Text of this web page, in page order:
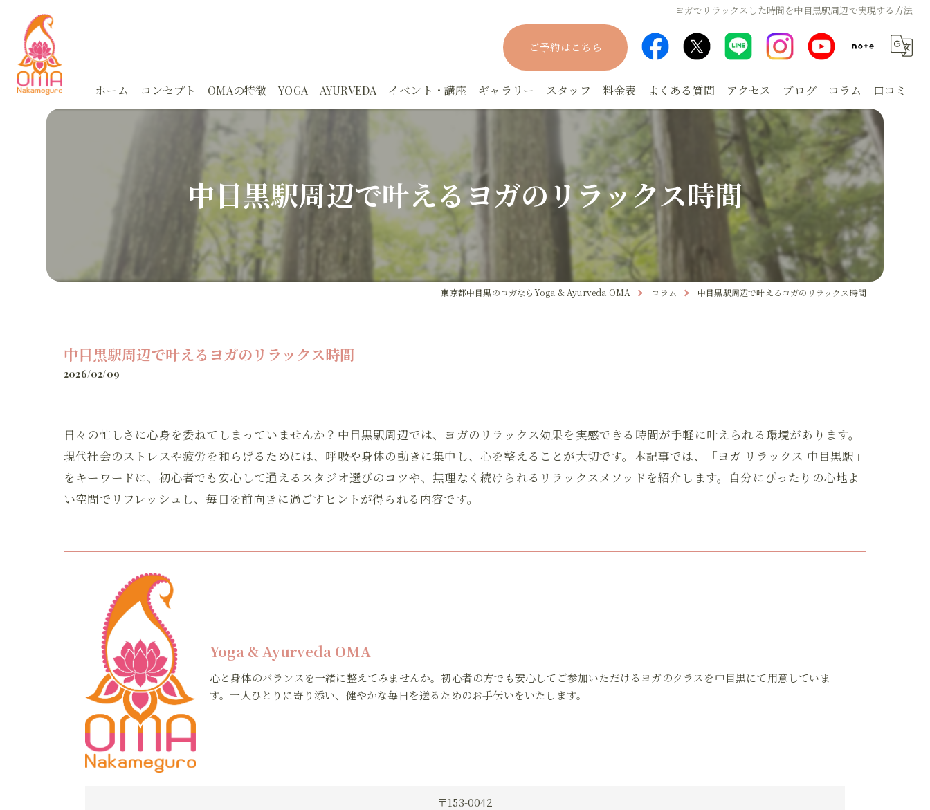
ヨガでリラックスした時間を中目黒駅周辺で実現する方法
ご予約はこちら
ホーム コンセプト OMAの特徴
体験
スタジオ
アーユルヴェーダ
カウンセリング
オンライン
YOGA
朝活！眠活！オンラインYOGA
AYURVEDA
アーユルヴェーダ実践集中講座ー基礎編
アーユルヴェーダカウンセリング
上馬塲和夫先生の講座
イベント・講座
YOGAファスティング講座
月YOGA
ギャラリー スタッフ 料金表 よくある質問 アクセス ブログ コラム 口コミ
中目黒駅周辺で叶えるヨガのリラックス時間
東京都中目黒のヨガならYoga & Ayurveda OMA コラム 中目黒駅周辺で叶えるヨガのリラックス時間
中目黒駅周辺で叶えるヨガのリラックス時間
2026/02/09
日々の忙しさに心身を委ねてしまっていませんか？中目黒駅周辺では、ヨガのリラックス効果を実感できる時間が手軽に叶えられる環境があります。
現代社会のストレスや疲労を和らげるためには、呼吸や身体の動きに集中し、心を整えることが大切です。本記事では、「ヨガ リラックス 中目黒駅」
をキーワードに、初心者でも安心して通えるスタジオ選びのコツや、無理なく続けられるリラックスメソッドを紹介します。自分にぴったりの心地よ
い空間でリフレッシュし、毎日を前向きに過ごすヒントが得られる内容です。
Yoga & Ayurveda OMA
心と身体のバランスを一緒に整えてみませんか。初心者の方でも安心してご参加いただけるヨガのクラスを中目黒にて用意していま
す。一人ひとりに寄り添い、健やかな毎日を送るためのお手伝いをいたします。
〒153-0042